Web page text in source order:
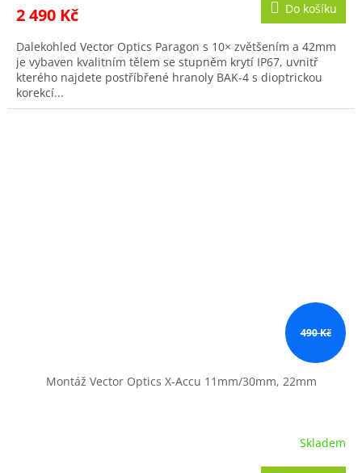
2 490 Kč Do košíku
Dalekohled Vector Optics Paragon s 10× zvětšením a 42mm
je vybaven kvalitním tělem se stupněm krytí IP67, uvnitř
kterého najdete postříbřené hranoly BAK-4 s dioptrickou
korekcí...
490 Kč
Montáž Vector Optics X-Accu 11mm/30mm, 22mm
Skladem